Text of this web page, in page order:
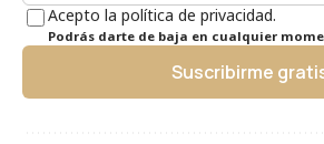
Acepto la política de privacidad.
Podrás darte de baja en cualquier
Suscribirme